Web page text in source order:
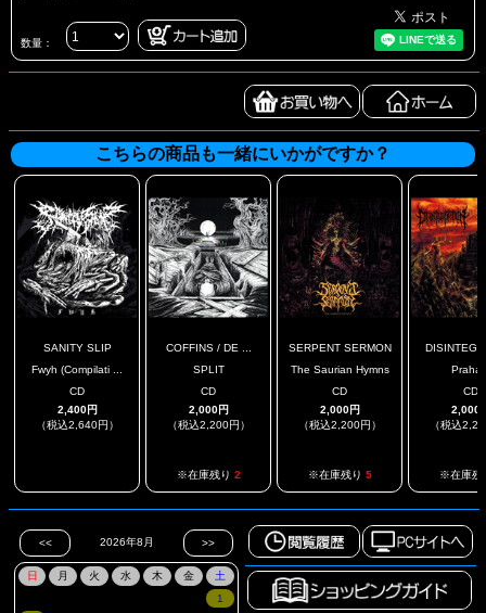
数量：
こちらの商品も一緒にいかがですか？
SANITY SLIP
Fwyh (Compilati ...
CD
2,400円
（税込2,640円）
COFFINS / DE ...
SPLIT
CD
2,000円
（税込2,200円）
※在庫残り 2
SERPENT SERMON
The Saurian Hymns
CD
2,000円
（税込2,200円）
※在庫残り 5
CD
2,000
（税込
※在庫残